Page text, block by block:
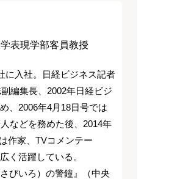
表現学部客員教授
に入社。日経ビジネス記者
編集長、2002年日経ビジ
、2006年4月18日号では
などを務めた後、2014年
作家、TVコメンテー
く活躍している。
びいろ）の警鐘』（中央